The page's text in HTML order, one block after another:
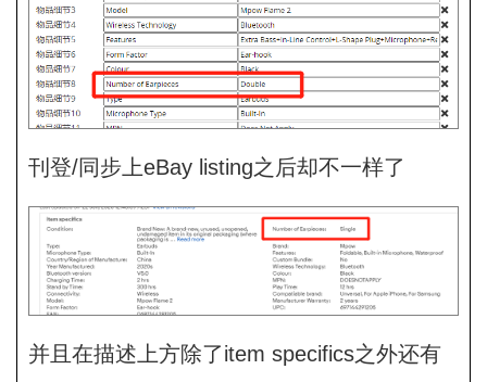
刊登/同步上eBay listing之后却不一样了
并且在描述上方除了item specifics之外还有